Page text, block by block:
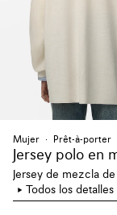
Mujer Prêt-à-porter
Jersey polo en
Jersey de mezcla
Todos los detalles